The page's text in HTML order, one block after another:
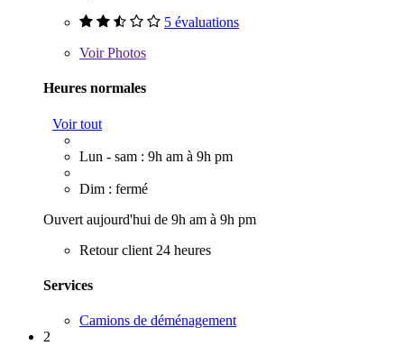
5 évaluations
VoirPhotos
Heures normales
Voir tout
Lun - sam : 9h am à 9h pm
Dim : fermé
Ouvert aujourd'hui de 9h am à 9h pm
Retour client 24 heures
Services
Camions de déménagement
2